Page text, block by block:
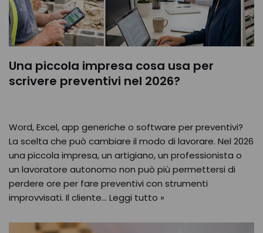
Una piccola impresa cosa usa per
scrivere preventivi nel 2026?
Word, Excel, app generiche o software per preventivi?
La scelta che può cambiare il modo di lavorare. Nel 2026
una piccola impresa, un artigiano, un professionista o
un lavoratore autonomo non può più permettersi di
perdere ore per fare preventivi con strumenti
improvvisati. Il cliente… Leggi tutto »